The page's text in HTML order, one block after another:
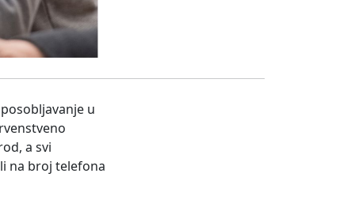
u
a svi
na broj telefona